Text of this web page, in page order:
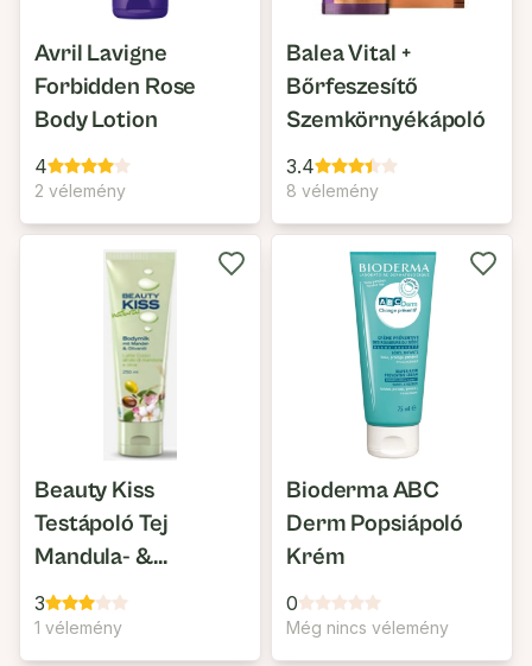
Avril Lavigne
Forbidden Rose
Body Lotion
4
2 vélemény
Balea Vital +
Bőrfeszesítő
Szemkörnyékápoló
3.4
8 vélemény
Beauty Kiss
Testápoló Tej
Mandula- &
Olívaolaj
3
1 vélemény
Bioderma ABC
Derm Popsiápoló
Krém
0
Még nincs vélemény